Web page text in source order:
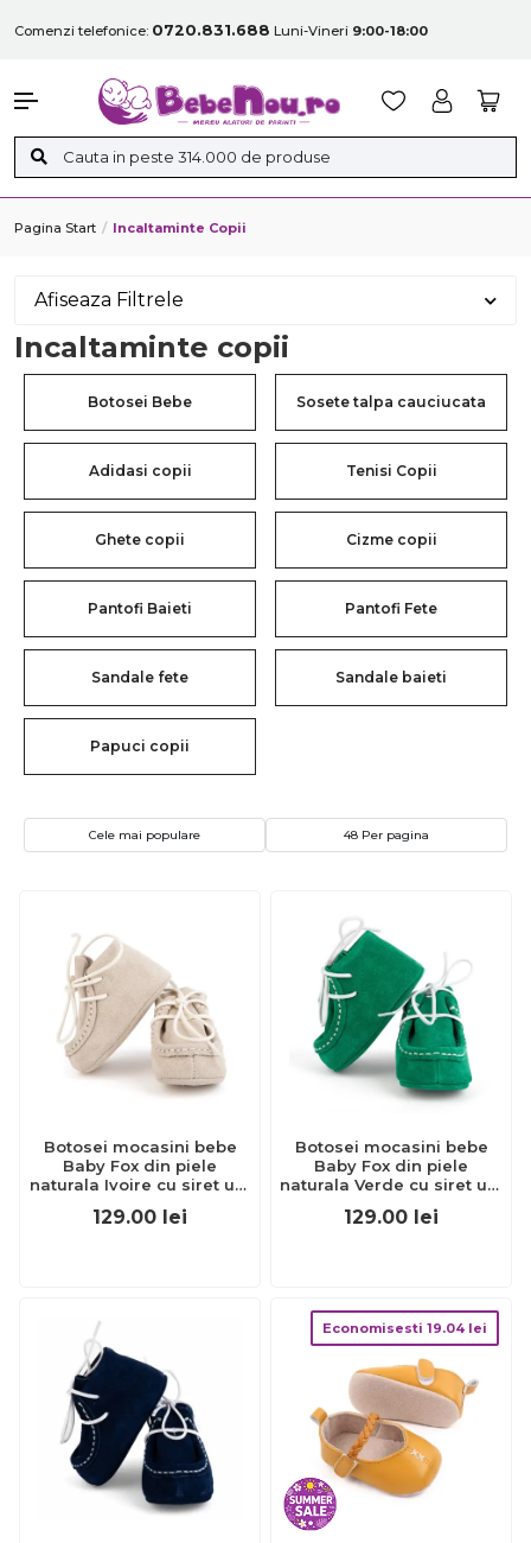
Comenzi telefonice: 0720.831.688 Luni-Vineri 9:00-18:00
Pagina Start Incaltaminte Copii
Afiseaza Filtrele
Incaltaminte copii
Botosei Bebe Sosete talpa cauciucata
Adidasi copii Tenisi Copii
Ghete copii Cizme copii
Pantofi Baieti Pantofi Fete
Sandale fete Sandale baieti
Papuci copii
Cele mai populare 48 Per pagina
Botosei mocasini bebe
Baby Fox din piele
naturala Ivoire cu siret uni
129.00 lei
Botosei mocasini bebe
Baby Fox din piele
naturala Verde cu siret uni
129.00 lei
Economisesti 19.04 lei